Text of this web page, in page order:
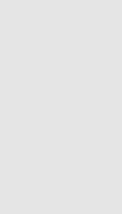
Identifikácia